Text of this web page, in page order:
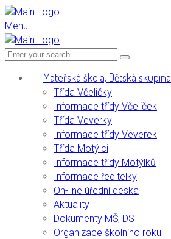
Menu
Mateřská škola, Dětská skupina
Třída Včeličky
Informace třídy Včeliček
Třída Veverky
Informace třídy Veverek
Třída Motýlci
Informace třídy Motýlků
Informace ředitelky
On-line úřední deska
Aktuality
Dokumenty MŠ, DS
Organizace školního roku